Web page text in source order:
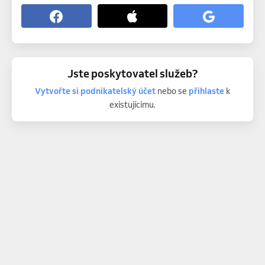
Jste poskytovatel služeb?
Vytvořte si podnikatelský účetnebo se přihlastek
existujícímu.